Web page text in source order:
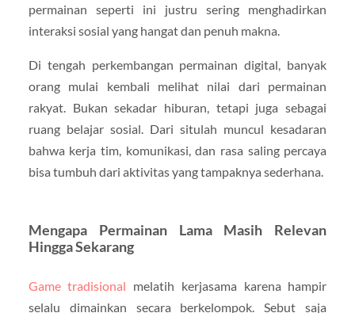
permainan seperti ini justru sering menghadirkan
interaksi sosial yang hangat dan penuh makna.
Di tengah perkembangan permainan digital, banyak
orang mulai kembali melihat nilai dari permainan
rakyat. Bukan sekadar hiburan, tetapi juga sebagai
ruang belajar sosial. Dari situlah muncul kesadaran
bahwa kerja tim, komunikasi, dan rasa saling percaya
bisa tumbuh dari aktivitas yang tampaknya sederhana.
Mengapa Permainan Lama Masih Relevan
Hingga Sekarang
Game tradisional melatih kerjasama karena hampir
selalu dimainkan secara berkelompok. Sebut saja